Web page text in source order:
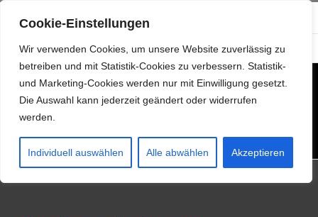
Cookie-Einstellungen
Wir verwenden Cookies, um unsere Website zuverlässig zu
betreiben und mit Statistik-Cookies zu verbessern. Statistik-
und Marketing-Cookies werden nur mit Einwilligung gesetzt.
Die Auswahl kann jederzeit geändert oder widerrufen
werden.
Individuell auswählen Alle abwählen Akzeptieren
Inhalt
springen
info@resonanzwerk.de
FacebookInstagram
E-